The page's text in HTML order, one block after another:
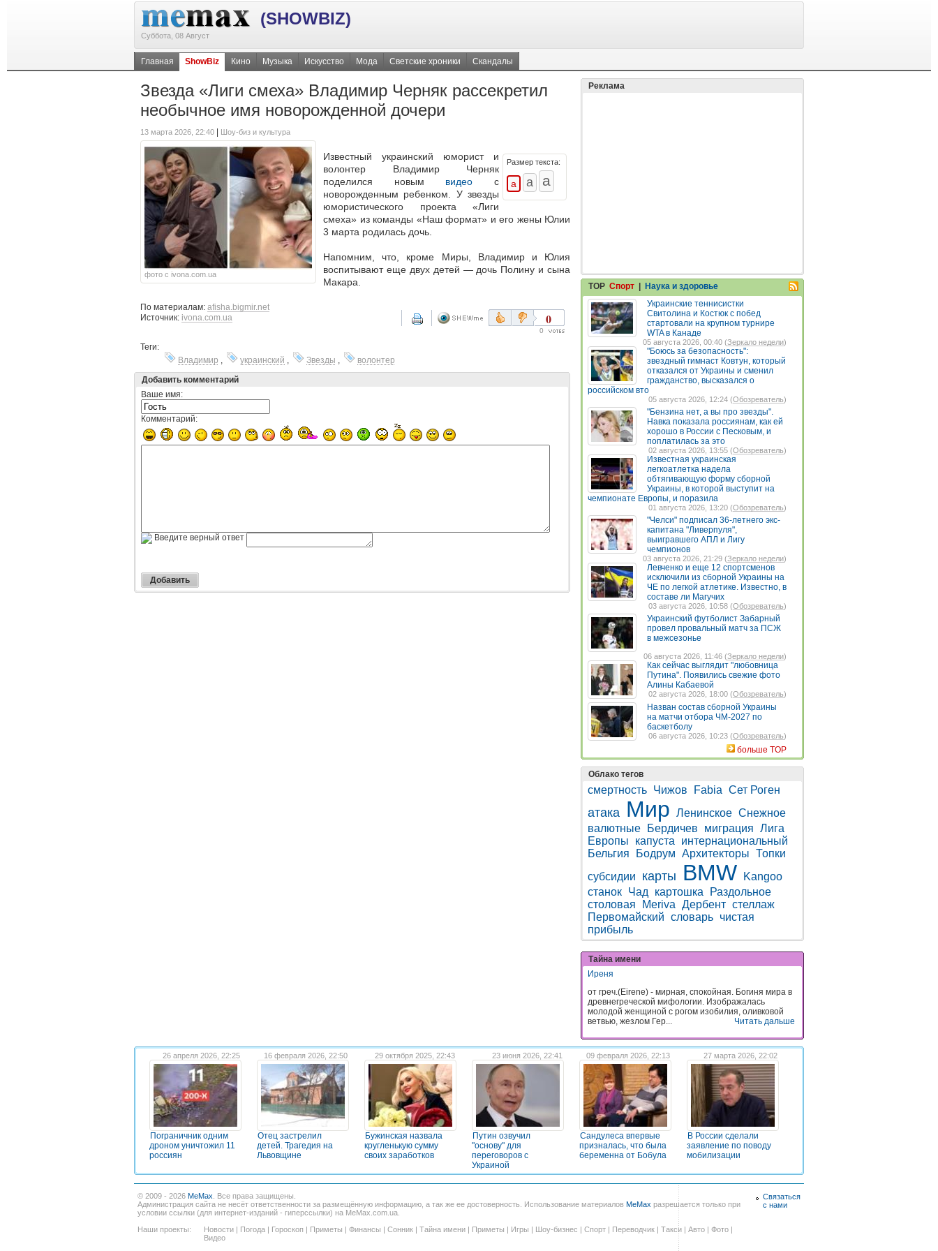
(SHOWBIZ)
Суббота, 08 Август
Главная ShowBiz Кино Музыка Искусство Мода Светские хроники Скандалы
Звезда «Лиги смеха» Владимир Черняк рассекретил
необычное имя новорожденной дочери
13 марта 2026, 22:40 Шоу-биз и культура
фото с ivona.com.ua
Размер текста:
Известный украинский юморист и
волонтер Владимир Черняк
поделился новым видео с
новорожденным ребенком. У звезды
юмористического проекта «Лиги
смеха» из команды «Наш формат» и его жены Юлии
3 марта родилась дочь.
Напомним, что, кроме Миры, Владимир и Юлия
воспитывают еще двух детей — дочь Полину и сына
Макара.
По материалам: afisha.bigmir.net
Источник: ivona.com.ua 0
0
Теги:
Владимир
украинский Звезды
волонтер
Добавить комментарий
Ваше имя:
Комментарий:
Введите верный ответ
Реклама
TOP Спорт
Наука и здоровье
Украинские теннисистки
Свитолина и Костюк с побед
стартовали на крупном турнире
WTA в Канаде
05 августа 2026, 00:40 (Зеркало недели)
"Боюсь за безопасность":
звездный гимнаст Ковтун, который
отказался от Украины и сменил
гражданство, высказался о
российском вто
05 августа 2026, 12:24 (Обозреватель)
"Бензина нет, а вы про звезды".
Навка показала россиянам, как ей
хорошо в России с Песковым, и
поплатилась за это
02 августа 2026, 13:55 (Обозреватель)
Известная украинская
легкоатлетка надела
обтягивающую форму сборной
Украины, в которой выступит на
чемпионате Европы, и поразила
01 августа 2026, 13:20 (Обозреватель)
"Челси" подписал 36-летнего экс-
капитана "Ливерпуля",
выигравшего АПЛ и Лигу
чемпионов
03 августа 2026, 21:29 (Зеркало недели)
Левченко и еще 12 спортсменов
исключили из сборной Украины на
ЧЕ по легкой атлетике. Известно, в
составе ли Магучих
03 августа 2026, 10:58 (Обозреватель)
Украинский футболист Забарный
провел провальный матч за ПСЖ
в межсезонье
06 августа 2026, 11:46 (Зеркало недели)
Как сейчас выглядит "любовница
Путина". Появились свежие фото
Алины Кабаевой
02 августа 2026, 18:00 (Обозреватель)
Назван состав сборной Украины
на матчи отбора ЧМ-2027 по
баскетболу
06 августа 2026, 10:23 (Обозреватель)
больше TOP
Облако тегов
смертность Чижов Fabia Сет Роген
атака Мир Ленинское Снежное
валютные
Бердичев миграция Лига
Европы
капуста
интернациональный
Бельгия
Бодрум Архитекторы Топки
субсидии
карты BMW
Kangoo
станок Чад картошка
Раздольное
столовая
Meriva Дербент стеллаж
Первомайский словарь чистая
прибыль
Тайна имени
Иреня
от греч.(Eirene) - мирная, спокойная. Богиня мира в
древнегреческой мифологии. Изображалась
молодой женщиной с рогом изобилия, оливковой
ветвью, жезлом Гер...
Читать дальше
26 апреля 2026, 22:25
Пограничник одним
дроном уничтожил 11
россиян
16 февраля 2026, 22:50
Отец застрелил
детей. Трагедия на
Львовщине
29 октября 2025, 22:43
Бужинская назвала
кругленькую сумму
своих заработков
23 июня 2026, 22:41
Путин озвучил
"основу" для
переговоров с
Украиной
09 февраля 2026, 22:13
Сандулеса впервые
призналась, что была
беременна от Бобула
27 марта 2026, 22:02
В России сделали
заявление по поводу
мобилизации
© 2009 - 2026 MeMax . Все права защищены.
Администрация сайта не несёт ответственности за размещённую информацию, а так же ее достоверность. Использование материалов MeMax разрешается только при
условии ссылки (для интернет-изданий - гиперссылки) на MeMax.com.ua.
Наши проекты:
Новости | Погода | Гороскоп | Приметы | Финансы | Сонник | Тайна имени | Приметы | Игры | Шоу-бизнес | Спорт | Переводчик | Такси | Авто | Фото |
Видео
Связаться
с нами